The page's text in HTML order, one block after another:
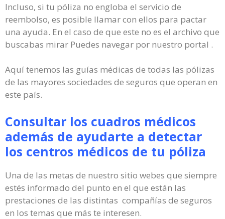
Incluso, si tu póliza no engloba el servicio de
reembolso, es posible llamar con ellos para pactar
una ayuda. En el caso de que este no es el archivo que
buscabas mirar Puedes navegar por nuestro portal .
Aquí tenemos las guías médicas de todas las pólizas
de las mayores sociedades de seguros que operan en
este país.
Consultar los cuadros médicos
además de ayudarte a detectar
los centros médicos de tu póliza
Una de las metas de nuestro sitio webes que siempre
estés informado del punto en el que están las
prestaciones de las distintas compañías de seguros
en los temas que más te interesen.